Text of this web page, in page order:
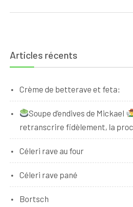
Articles récents
Crème de betterave et feta:
Soupe d’endives de Mickael
retranscrire fidèlement, la
Céleri rave au four
Céleri rave pané
Bortsch